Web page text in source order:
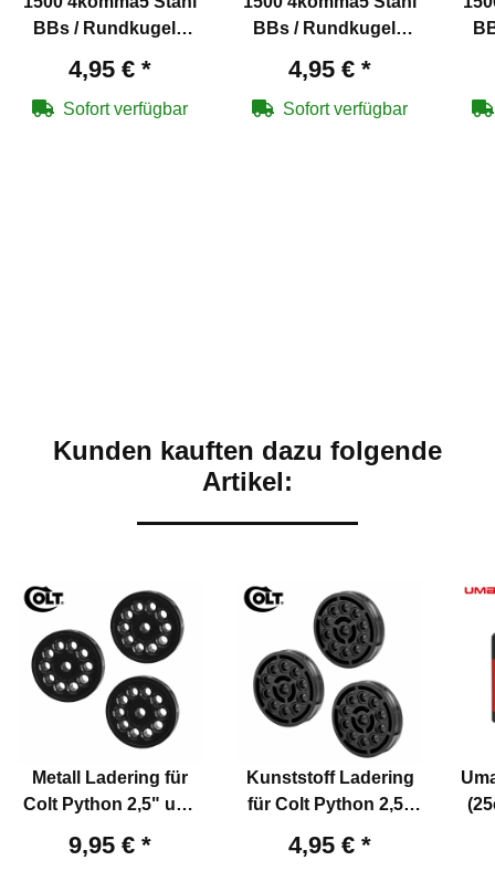
BBs / Rundkugeln
Messing überzogen
für Co2-Waffen
4,95 € *
Sofort verfügbar
BBs / Rundkugeln
verkupfert für Co2-
Waffen
4,95 € *
Sofort verfügbar
Kunden kauften dazu folgende
Artikel:
Metall Ladering für
Colt Python 2,5" und
mm
9,95 € *
Kunststoff Ladering
für Colt Python 2,5"
4,5 mm
4,95 € *